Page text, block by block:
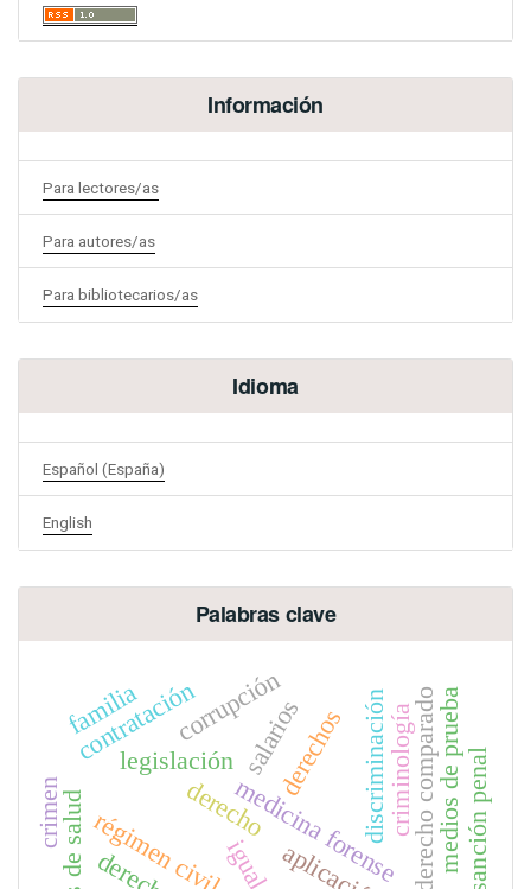
Información
Para lectores/as
Para autores/as
Para bibliotecarios/as
Idioma
Español (España)
English
Palabras clave
legislación
medicina forensederecho comparado
régimen civilderecho
salarios
contratación discriminación
crimen
derechos
corrupción medios de prueba
criminología
familia
sanción penal